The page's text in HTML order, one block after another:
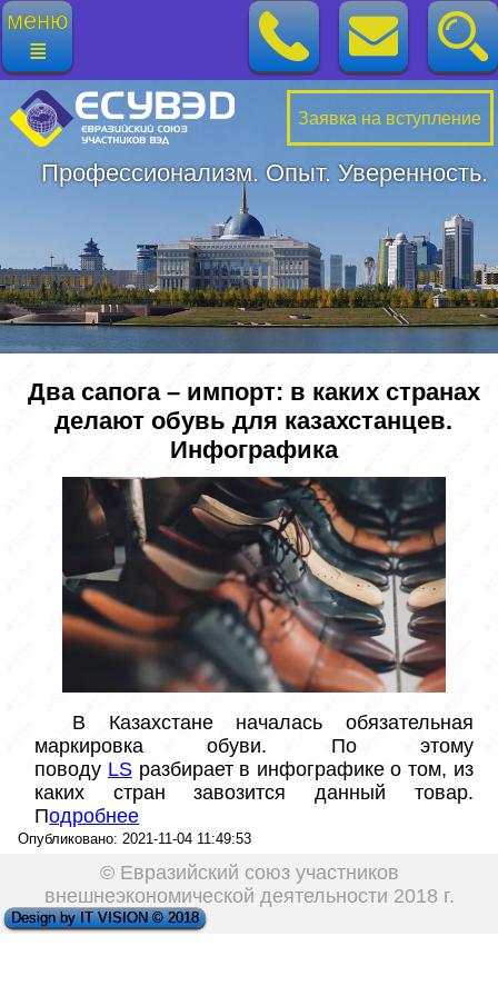
меню
≣
Профессионализм. Опыт. Уверенность.
Заявка на вступление
Два сапога – импорт: в каких странах
делают обувь для казахстанцев.
Инфографика
маркировка обуви. По этому
поводу LS разбирает в инфографике о том, из
каких стран завозится данный товар.
Подробнее
Опубликовано: 2021-11-04 11:49:53
© Евразийский союз участников
внешнеэкономической деятельности 2018 г.
Design by IT VISION © 2018